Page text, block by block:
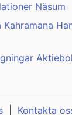
Näsum
Kahramana
Kontakta